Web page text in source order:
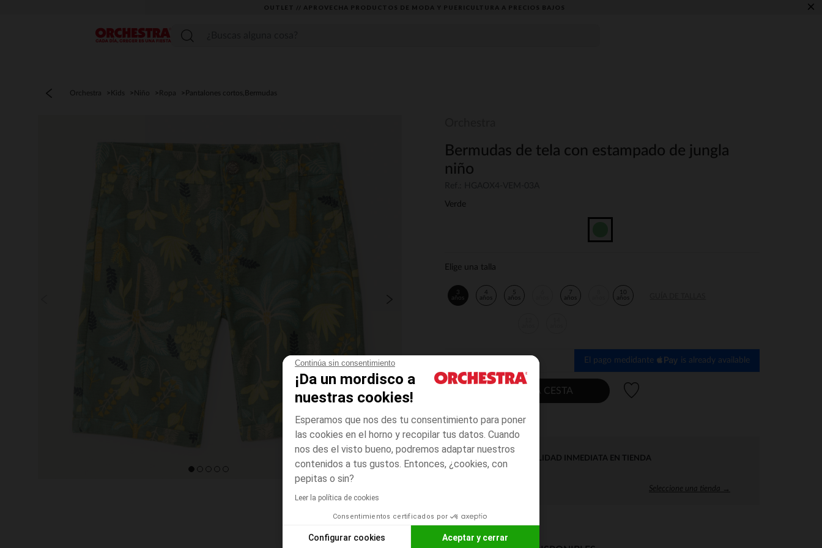
Continúa sin consentimiento
¡Da un mordisco a
nuestras cookies!
Esperamos que nos des tu consentimiento para poner
las cookies en el horno y recopilar tus datos. Cuando
nos des el visto bueno, podremos adaptar nuestros
contenidos a tus gustos. Entonces, ¿cookies, con
pepitas o sin?
Leer la política de cookies
Consentimientos certificados por
Configurar cookies Aceptar y cerrar
OUTLET // APROVECHA PRODUCTOS DE MODA Y PUERICULTURA A PRECIOS BAJOS ×
Menú
Orchestra Kids Niño Ropa Pantalones cortos,Bermudas
Bermudas de tela con estampado de jungla
niño
Verde
Elige una talla
3
años
4
años
5
años
7
años
10
años
El pago medidante is already available
AÑADIR A LA CESTA
DISPONIBILIDAD INMEDIATA EN TIENDA
Seleccione una tienda →